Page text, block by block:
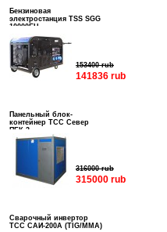
Бензиновая
электростанция TSS SGG
10000EH
153400 rub
141836 rub
Панельный блок-
контейнер ТСС Север
ПБК-3
316000 rub
315000 rub
Сварочный инвертор
ТСС САИ-200А (TIG/MMA)